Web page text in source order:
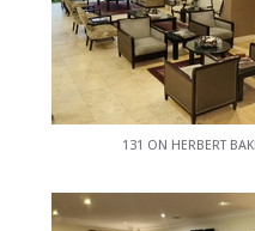
131 ON HERBERT